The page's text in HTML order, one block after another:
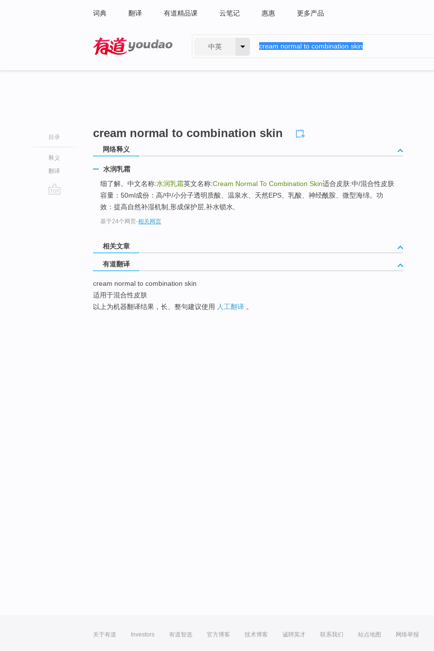
词典 翻译 有道精品课 云笔记 惠惠 更多产品
中英
目录
释义
翻译
cream normal to combination skin
网络释义
水润乳霜
细了解。中文名称:水润乳霜英文名称:Cream Normal To Combination Skin适合皮肤:中/混合性皮肤
容量：50ml成份：高/中/小分子透明质酸、温泉水、天然EPS、乳酸、神经酰胺、微型海绵。功
效：提高自然补湿机制,形成保护层,补水锁水,
基于24个网页-相关网页
相关文章
有道翻译
cream normal to combination skin
适用于混合性皮肤
以上为机器翻译结果，长、整句建议使用 人工翻译 。
关于有道 Investors 有道智选 官方博客 技术博客 诚聘英才 联系我们 站点地图 网络举报